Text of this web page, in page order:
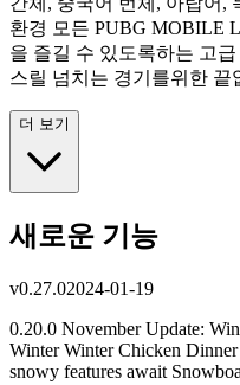
환경 모든 PUBG MOBILE
을 즐길 수 있도록하는 고
스릴 넘치는 경기를위한 끝
더 보기
새로운 기능
v0.27.02024-01-19
0.20.0 November Update:
Winter Winter Chicken
snowy features await